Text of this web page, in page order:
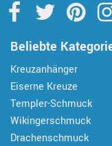
Beliebte
Kreuzanhänger
Eiserne Kreuze
Templer-Schmuck
Wikingerschmuck
Drachenschmuck